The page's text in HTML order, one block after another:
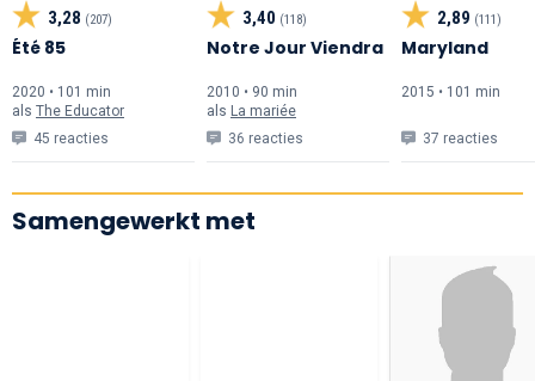
3,28 (207)
Été 85
2020 • 101 min
als The Educator
45 reacties
3,40 (118)
Notre Jour Viendra
2010 • 90 min
als La mariée
36 reacties
2,89 (111)
Maryland
2015 • 101 min
37 reacties
Samengewerkt met